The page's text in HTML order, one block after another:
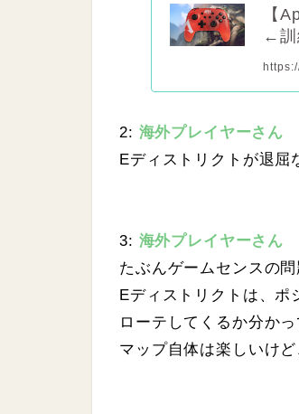
【
←訓
2: 海外プレイヤーさん
Eディストリクトが退屈
3: 海外プレイヤーさん
たぶんゲームセンスの問
Eディストリクトは、
ローテしてくるか分か
マップ自体は楽しいけ